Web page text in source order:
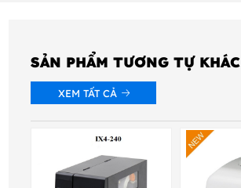
SẢN PHẨM TƯƠNG TỰ KHÁC
XEM TẤT CẢ